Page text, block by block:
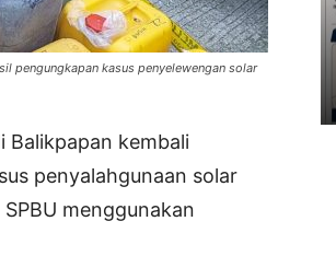
pengungkapan kasus penyelewengan solar
Balikpapan kembali
penyalahgunaan solar
menggunakan